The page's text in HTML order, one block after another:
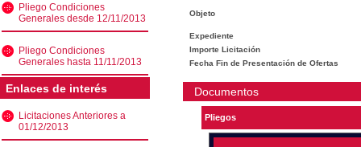
Pliego Condiciones
Generales desde 12/11/2013
Pliego Condiciones
Generales hasta 11/11/2013
Enlaces de interés
Licitaciones Anteriores a
01/12/2013
Objeto
Expediente
Importe Licitación
Fecha Fin de Presentación de Ofertas
Documentos
Pliegos